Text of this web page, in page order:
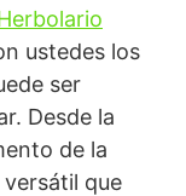
ustedes los
ser
Desde la
de la
que